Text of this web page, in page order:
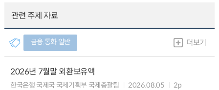
관련 주제 자료
금융.통화 일반 더보기
2026년 7월말 외환보유액
한국은행 국제국 국제기획부 국제총괄팀 2026.08.05 2p